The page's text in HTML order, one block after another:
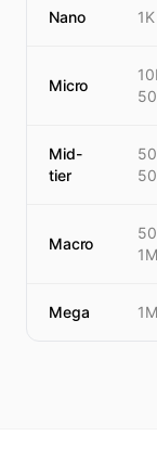
Nano
Micro
Mid-
tier
Macro
1M
Mega